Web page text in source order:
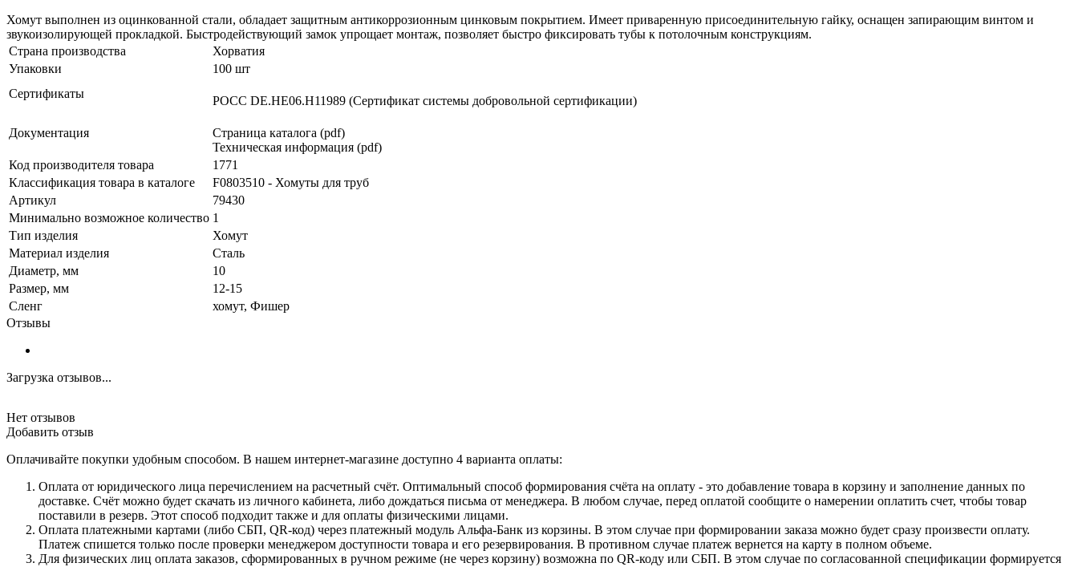
Хомут выполнен из оцинкованной стали, обладает защитным антикоррозионным цинковым покрытием. Имеет приваренную присоединительную гайку, оснащен запирающим винтом и
звукоизолирующей прокладкой. Быстродействующий замок упрощает монтаж, позволяет быстро фиксировать тубы к потолочным конструкциям.
Страна производства
Хорватия
Упаковки
100 шт
Сертификаты
РОСС DE.НЕ06.Н11989 (Сертификат системы добровольной сертификации)
Документация
Страница каталога (pdf)
Техническая информация (pdf)
Код производителя товара
1771
Классификация товара в каталоге
F0803510 - Хомуты для труб
Артикул
79430
Минимально возможное количество 1
Тип изделия
Хомут
Материал изделия
Сталь
Диаметр, мм
10
Размер, мм
12-15
Сленг
хомут, Фишер
Отзывы
Загрузка отзывов...
Нет отзывов
Добавить отзыв
Оплачивайте покупки удобным способом. В нашем интернет-магазине доступно 4 варианта оплаты:
Оплата от юридического лица перечислением на расчетный счёт. Оптимальный способ формирования счёта на оплату - это добавление товара в корзину и заполнение данных по
доставке. Счёт можно будет скачать из личного кабинета, либо дождаться письма от менеджера. В любом случае, перед оплатой сообщите о намерении оплатить счет, чтобы товар
поставили в резерв. Этот способ подходит также и для оплаты физическими лицами.
Оплата платежными картами (либо СБП, QR-код) через платежный модуль Альфа-Банк из корзины. В этом случае при формировании заказа можно будет сразу произвести оплату.
Платеж спишется только после проверки менеджером доступности товара и его резервирования. В противном случае платеж вернется на карту в полном объеме.
Для физических лиц оплата заказов, сформированных в ручном режиме (не через корзину) возможна по QR-коду или СБП. В этом случае по согласованной спецификации формируется